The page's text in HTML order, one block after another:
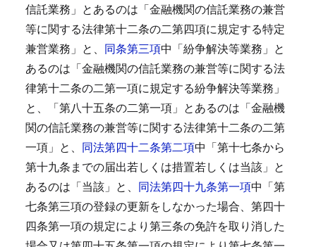
信託業務」とあるのは「金融機関の信託業務の兼営
等に関する法律第十二条の二第四項に規定する特定
兼営業務」と、 同条第三項中「紛争解決等業務」と
あるのは「金融機関の信託業務の兼営等に関する法
律第十二条の二第一項に規定する紛争解決等業務」
と、「第八十五条の二第一項」とあるのは「金融機
関の信託業務の兼営等に関する法律第十二条の二第
一項」と、 同法第四十二条第二項中「第十七条から
第十九条までの届出若しくは措置若しくは当該」と
あるのは「当該」と、 同法第四十九条第一項中「第
七条第三項の登録の更新をしなかった場合、第四十
四条第一項の規定により第三条の免許を取り消した